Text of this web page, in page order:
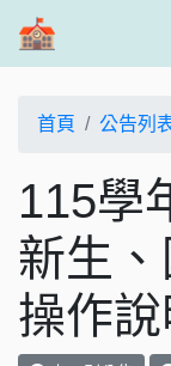
首頁 公告列
115學
新生
操作說